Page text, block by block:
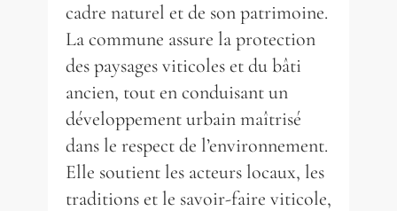
cadre naturel et de son patrimoine.
La commune assure la protection
des paysages viticoles et du bâti
ancien, tout en conduisant un
développement urbain maîtrisé
dans le respect de l’environnement.
Elle soutient les acteurs locaux, les
traditions et le savoir-faire viticole,